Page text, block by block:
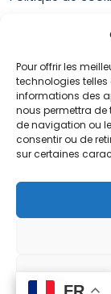
Pour offrir les
technologies
informations des
nous permettra de
de navigation ou
consentir ou de
sur certaines
Mon compte
Panier
Conditions
La marque Hop
Plan du site